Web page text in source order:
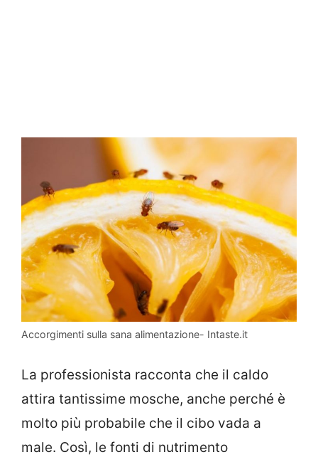
Accorgimenti sulla sana alimentazione- Intaste.it
La professionista racconta che il caldo
attira tantissime mosche, anche perché è
molto più probabile che il cibo vada a
male. Così, le fonti di nutrimento